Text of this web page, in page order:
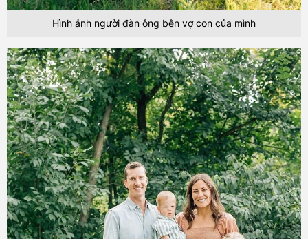
Hình ảnh người đàn ông bên vợ con của mình